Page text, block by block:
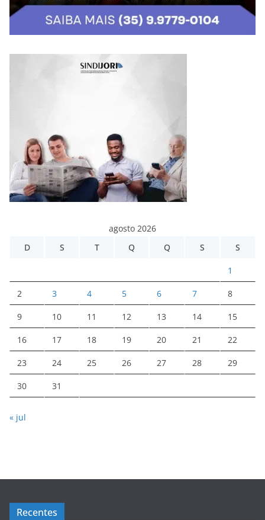
agosto 2026
D
S T Q Q S S
1
2 3 4 5 6 7 8
9 10 11 12 13 14 15
16 17 18 19 20 21 22
23 24 25 26 27 28 29
30 31
« jul
Recentes